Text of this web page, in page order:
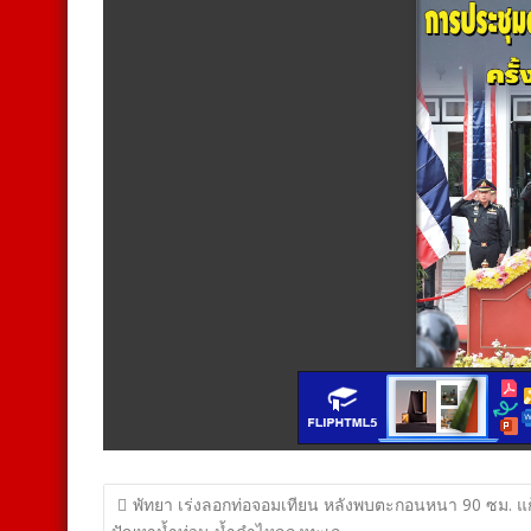
แนะแนว
พัทยา เร่งลอกท่อจอมเทียน หลังพบตะกอนหนา 90 ซม. แ